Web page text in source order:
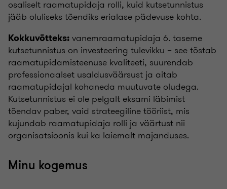
osaliselt raamatupidaja rolli, kuid kutsetunnistus
jääb oluliseks tõendiks erialase pädevuse kohta.
Kokkuvõtteks: vanemraamatupidaja 6. taseme
kutsetunnistus on investeering tulevikku – see tõstab
raamatupidamisteenuse kvaliteeti, suurendab
professionaalset usaldusväärsust ja aitab
raamatupidajal kohaneda muutuvate oludega.
Kutsetunnistus ei ole pelgalt eksami läbimist
tõendav paber, vaid strateegiline tööriist, mis
kujundab raamatupidaja rolli ja väärtust nii
organisatsioonis kui ka laiemalt majanduses.
Minu kogemus